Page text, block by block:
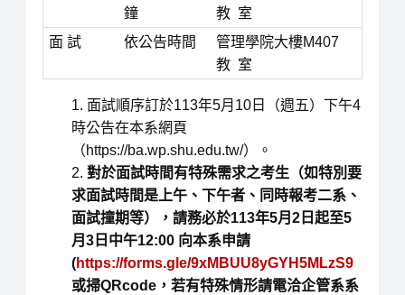
鐘
教 室
面 試
依公告時間
管理學院大樓M407
教 室
面試順序訂於113年5月10日（週五）下午4
時公告在本系網頁
（https://ba.wp.shu.edu.tw/）。
對於面試時間有特殊需求之考生（如特別要
求面試時間是上午、下午者、同時報考二系、
面試撞期等）， 請務必於113年5月 2日起至5
月 3日中午12:00 向本系申請
(https://forms.gle/9xMBUU8yGYH5MLzS9
或掃QRcode，若有特殊情形請電洽企管系系